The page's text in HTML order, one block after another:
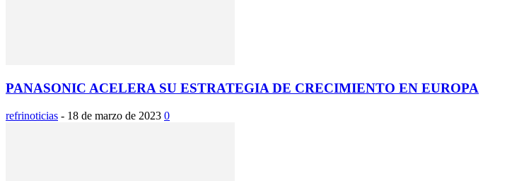
PANASONIC ACELERA SU ESTRATEGIA DE CRECIMIENTO EN EUROPA
refrinoticias - 18 de marzo de 2023 0